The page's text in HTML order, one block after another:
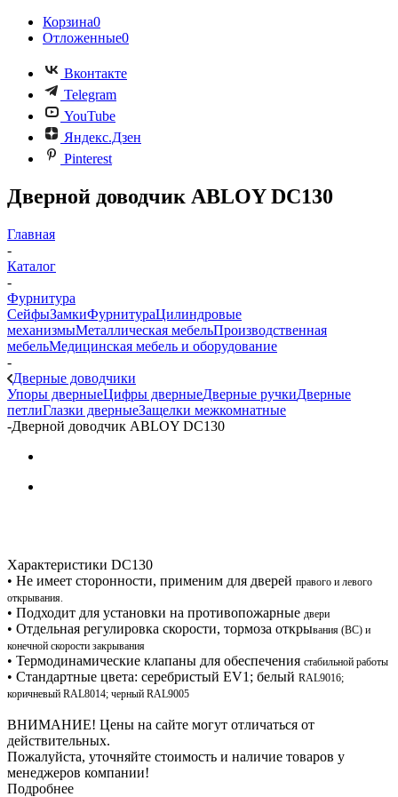
Корзина0
Отложенные0
Вконтакте
Telegram
YouTube
Яндекс.Дзен
Pinterest
Дверной доводчик ABLOY DC130
Главная
-
Каталог
-
Фурнитура
СейфыЗамкиФурнитураЦилиндровые
механизмыМеталлическая мебельПроизводственная
мебельМедицинская мебель и оборудование
-
Дверные доводчики
Упоры дверныеЦифры дверныеДверные ручкиДверные
петлиГлазки дверныеЗащелки межкомнатные
-Дверной доводчик ABLOY DC130
Характеристики DC130
• Не имеет сторонности, применим для дверей правого и левого
открывания.
• Подходит для установки на противопожарные двери
• Отдельная регулировка скорости, тормоза открывания (ВС) и
конечной скорости закрывания
• Термодинамические клапаны для обеспечения стабильной работы
• Стандартные цвета: серебристый EV1; белый RAL9016;
коричневый RAL8014; черный RAL9005
ВНИМАНИЕ! Цены на сайте могут отличаться от
действительных.
Пожалуйста, уточняйте стоимость и наличие товаров у
менеджеров компании!
Подробнее